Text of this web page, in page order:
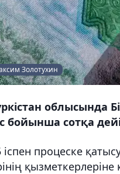
Золотухин
бойынша сотқа
процеске